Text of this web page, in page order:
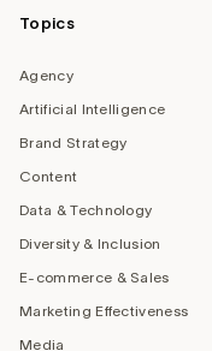
Topics
Agency
Artificial Intelligence
Brand Strategy
Content
Data & Technology
Diversity & Inclusion
E-commerce & Sales
Marketing Effectiveness
Media